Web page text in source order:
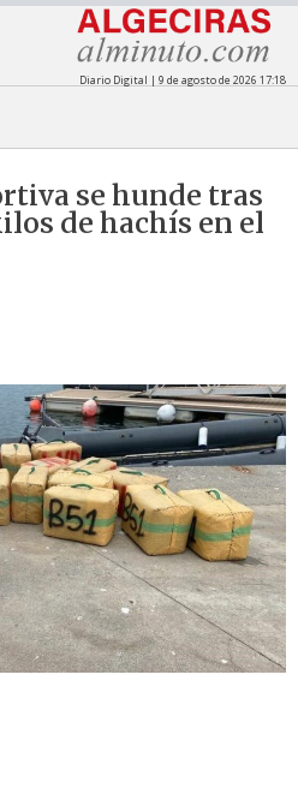
Diario Digital | 9 de agosto de 2026 17:18
se hunde tras
de hachís en el